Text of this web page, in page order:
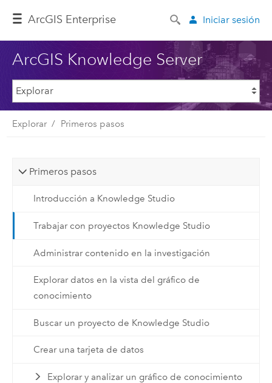
ArcGIS Enterprise Iniciar sesión
ArcGIS Knowledge Server
Explorar Primeros pasos
Primeros pasos
Introducción a Knowledge Studio
Trabajar con proyectos Knowledge Studio
Administrar contenido en la investigación
Explorar datos en la vista del gráfico de
conocimiento
Buscar un proyecto de Knowledge Studio
Crear una tarjeta de datos
Explorar y analizar un gráfico de conocimiento